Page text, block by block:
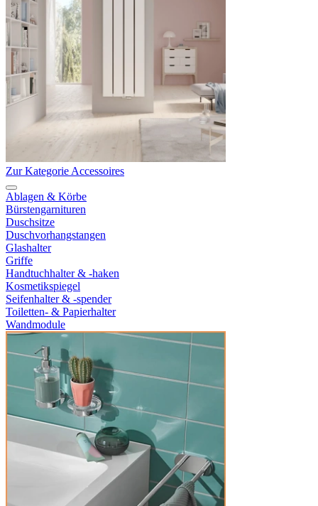
Zur Kategorie Accessoires
Ablagen & Körbe
Bürstengarnituren
Duschsitze
Duschvorhangstangen
Glashalter
Griffe
Handtuchhalter & -haken
Kosmetikspiegel
Seifenhalter & -spender
Toiletten- & Papierhalter
Wandmodule